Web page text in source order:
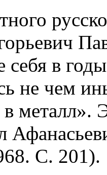
себя в
не чем
металл».
С. 201).